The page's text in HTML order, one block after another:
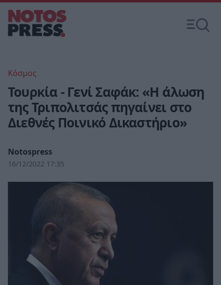
Κόσμος
Τουρκία - Γενί Σαφάκ: «Η άλωση
της Τριπολιτσάς πηγαίνει στο
Διεθνές Ποινικό Δικαστήριο»
Notospress
16/12/2022 17:35